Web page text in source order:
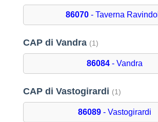
86070- Taverna
CAP di Vandra (1)
86084 - Vandra
CAP di Vastogirardi (1)
86089 - Vastogirardi